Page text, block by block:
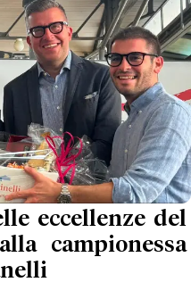
eccellenze del
campionessa